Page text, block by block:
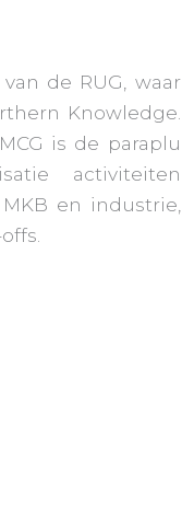
de RUG, waar
Knowledge.
is de paraplu
activiteiten
en industrie,